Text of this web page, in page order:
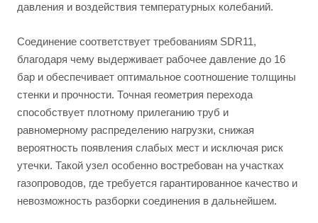
давления и воздействия температурных колебаний.
Соединение соответствует требованиям SDR11,
благодаря чему выдерживает рабочее давление до 16
бар и обеспечивает оптимальное соотношение толщины
стенки и прочности. Точная геометрия перехода
способствует плотному прилеганию труб и
равномерному распределению нагрузки, снижая
вероятность появления слабых мест и исключая риск
утечки. Такой узел особенно востребован на участках
газопроводов, где требуется гарантированное качество и
невозможность разборки соединения в дальнейшем.